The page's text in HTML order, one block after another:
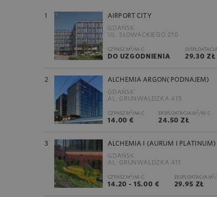
1 AIRPORT CITY
GDAŃSK
UL. SŁOWACKIEGO 210
CZYNSZ M2/M-C
DO UZGODNIENIA 29.30 ZŁ
2 ALCHEMIA ARGON( PODNAJEM)
GDAŃSK
AL. GRUNWALDZKA 415
CZYNSZ M2/M-C
14.00 €
EKSPLOATACJA M2/M-C
24.50 ZŁ
3 ALCHEMIA I (AURUM I PLATINUM)
GDAŃSK
AL. GRUNWALDZKA 411
CZYNSZ M2/M-C
14.20 - 15.00 €
EKSPLOATACJA M2/
29.95 ZŁ